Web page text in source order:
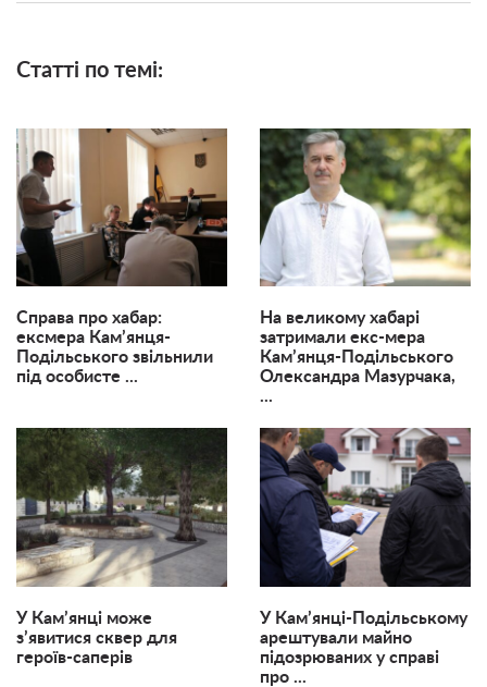
Статті по темі:
Справа про хабар:
ексмера Кам’янця-
Подільського звільнили
під особисте ...
На великому хабарі
затримали екс-мера
Кам’янця-Подільського
Олександра Мазурчака,
...
У Кам’янці може
з’явитися сквер для
героїв-саперів
У Кам’янці-Подільському
арештували майно
підозрюваних у справі
про ...